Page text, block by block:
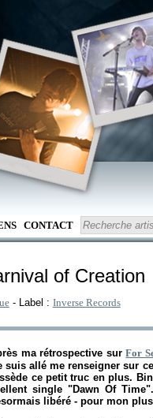
CONTACT
of Creation
- Label : Inverse Records
ma rétrospective surFor
allé me renseigner sur
ce petit truc en plus.
single "Dawn Of
libéré - pour mon